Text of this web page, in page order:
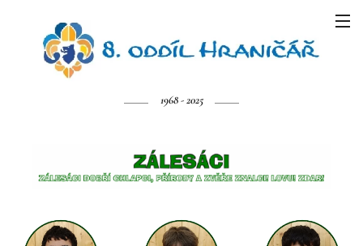
1968 - 2025